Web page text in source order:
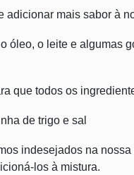
adicionar mais sabor à
óleo, o leite e algumas
que todos os
de trigo e sal
indesejados na
los à mistura.